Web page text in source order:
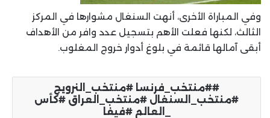
وفي المباراة الأخرى، أنهت السنغال مشوارها في المركز
الثالث، لكنها فعلت الأهم بتسجيل عدد وافر من الأهداف
أبقى آمالها قائمة في بلوغ أدوار خروج المغلوب.
#منتخب_فرنسا #منتخب_النرويج
#منتخب_السنغال #منتخب_العراق #كأس
_العالم #فيفا